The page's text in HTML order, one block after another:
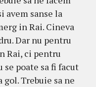
avem sanse la
in Rai. Cineva
Dar nu pentru
Rai, ci pentru
se poate sa fi facut
Trebuie sa ne